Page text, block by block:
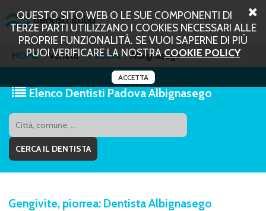
QUESTO SITO WEB O LE SUE COMPONENTI DI
TERZE PARTI UTILIZZANO I COOKIES NECESSARI ALLE
PROPRIE FUNZIONALITÀ. SE VUOI SAPERNE DI PIÙ
PUOI VERIFICARE LA NOSTRACOOKIE POLICY
ACCETTA
HOME Veneto Padova Albignasego
Elenco Dentisti Padova Albignasego
Gengivite, piorrea: Dentista Albignasego